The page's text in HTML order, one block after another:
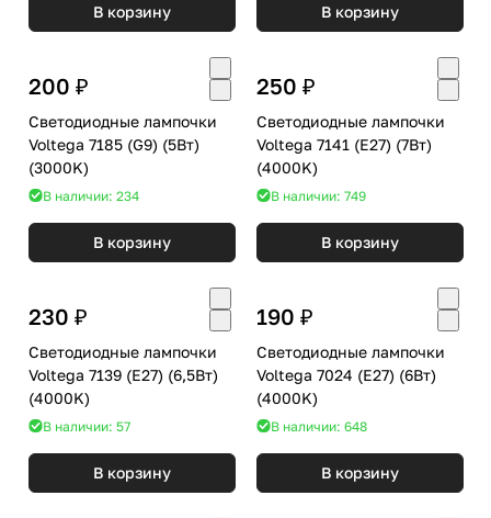
В корзину В корзину
200 ₽
Светодиодные лампочки
Voltega 7185 (G9) (5Вт)
(3000K)
В наличии: 234
В корзину
250 ₽
Светодиодные лампочки
Voltega 7141 (E27) (7Вт)
(4000K)
В наличии: 749
В корзину
230 ₽
Светодиодные лампочки
Voltega 7139 (E27) (6,5Вт)
(4000K)
В наличии: 57
В корзину
190 ₽
Светодиодные лампочки
Voltega 7024 (E27) (6Вт)
(4000K)
В наличии: 648
В корзину